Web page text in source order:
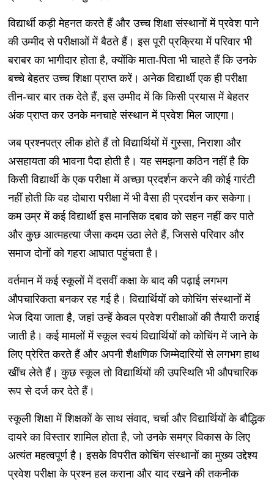
विद्यार्थी कड़ी मेहनत करते हैं और उच्च शिक्षा संस्थानों में प्रवेश पाने
की उम्मीद से परीक्षाओं में बैठते हैं। इस पूरी प्रक्रिया में परिवार भी
बराबर का भागीदार होता है, क्योंकि माता-पिता भी चाहते हैं कि उनके
बच्चे बेहतर उच्च शिक्षा प्राप्त करें। अनेक विद्यार्थी एक ही परीक्षा
तीन-चार बार तक देते हैं, इस उम्मीद में कि किसी प्रयास में बेहतर
अंक प्राप्त कर उनके मनचाहे संस्थान में प्रवेश मिल जाएगा।
जब प्रश्नपत्र लीक होते हैं तो विद्यार्थियों में गुस्सा, निराशा और
असहायता की भावना पैदा होती है। यह समझना कठिन नहीं है कि
किसी विद्यार्थी के एक परीक्षा में अच्छा प्रदर्शन करने की कोई गारंटी
नहीं होती कि वह दोबारा परीक्षा में भी वैसा ही प्रदर्शन कर सकेगा।
कम उम्र में कई विद्यार्थी इस मानसिक दबाव को सहन नहीं कर पाते
और कुछ आत्महत्या जैसा कदम उठा लेते हैं, जिससे परिवार और
समाज दोनों को गहरा आघात पहुंचता है।
वर्तमान में कई स्कूलों में दसवीं कक्षा के बाद की पढ़ाई लगभग
औपचारिकता बनकर रह गई है। विद्यार्थियों को कोचिंग संस्थानों में
भेज दिया जाता है, जहां उन्हें केवल प्रवेश परीक्षाओं की तैयारी कराई
जाती है। कई मामलों में स्कूल स्वयं विद्यार्थियों को कोचिंग में जाने के
लिए प्रेरित करते हैं और अपनी शैक्षणिक जिम्मेदारियों से लगभग हाथ
खींच लेते हैं। कुछ स्कूल तो विद्यार्थियों की उपस्थिति भी औपचारिक
रूप से दर्ज कर देते हैं।
स्कूली शिक्षा में शिक्षकों के साथ संवाद, चर्चा और विद्यार्थियों के बौद्धिक
दायरे का विस्तार शामिल होता है, जो उनके समग्र विकास के लिए
अत्यंत महत्वपूर्ण है। इसके विपरीत कोचिंग संस्थानों का मुख्य उद्देश्य
प्रवेश परीक्षा के प्रश्न हल कराना और याद रखने की तकनीक